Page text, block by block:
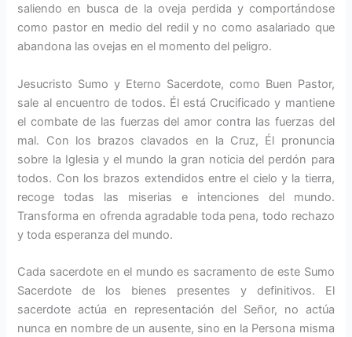
saliendo en busca de la oveja perdida y comportándose
como pastor en medio del redil y no como asalariado que
abandona las ovejas en el momento del peligro.
Jesucristo Sumo y Eterno Sacerdote, como Buen Pastor,
sale al encuentro de todos. Él está Crucificado y man­tiene
el combate de las fuerzas del amor contra las fuerzas del
mal. Con los brazos clavados en la Cruz, Él pronuncia
sobre la Iglesia y el mun­do la gran noticia del perdón para
to­dos. Con los brazos extendidos entre el cielo y la tierra,
recoge todas las miserias e intenciones del mundo.
Transforma en ofrenda agradable toda pena, todo recha­zo
y toda esperanza del mundo.
Cada sacerdote en el mundo es sacramento de este Sumo
Sacerdote de los bienes presentes y definitivos. El
sacerdote actúa en representación del Señor, no actúa
nunca en nombre de un ausente, sino en la Persona misma